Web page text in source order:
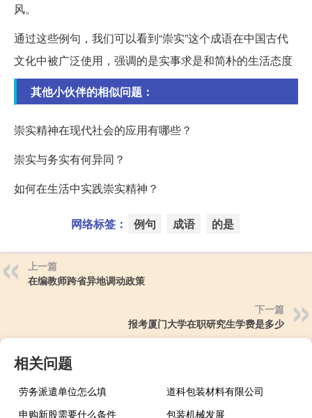
风。
通过这些例句，我们可以看到“崇实”这个成语在中国古代
文化中被广泛使用，强调的是实事求是和简朴的生活态度
其他小伙伴的相似问题：
崇实精神在现代社会的应用有哪些？
崇实与务实有何异同？
如何在生活中实践崇实精神？
网络标签： 例句 成语 的是
上一篇
在编教师跨省异地调动政策
下一篇
报考厦门大学在职研究生学费是多少
相关问题
劳务派遣单位怎么填
道科包装材料有限公司
申购新股需要什么条件
包装机械发展